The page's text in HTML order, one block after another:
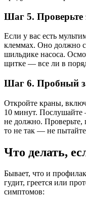
Шаг 5. Проверьте
Если у вас есть
клеммах. Оно должно
шильдике насоса.
щитке — все ли в
Шаг 6. Пробный
Откройте краны,
10 минут. Послушайте
не должно. Проверьте,
то не так — не
Что делать,
Бывает, что и
гудит, греется или
симптомов: